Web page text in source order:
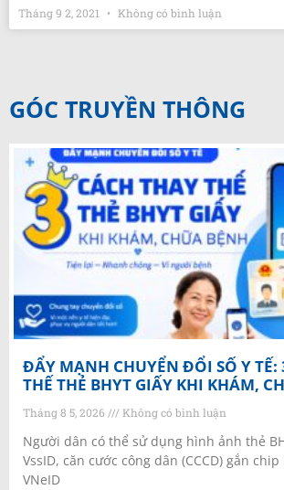
Tháng 9 2, 2021 Không có bình luận
GÓC TRUYỀN THÔNG
ĐẨY MẠNH CHUYỂN ĐỔI SỐ Y TẾ:
THẾ THẺ BHYT GIẤY KHI KHÁM,
Tháng 8 5, 2026 Không có bình luận
Người dân có thể sử dụng hình ảnh thẻ
VssID, căn cước công dân (CCCD) gắn
VNeID